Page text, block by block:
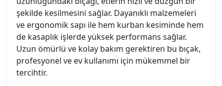
şekilde kesilmesini sağlar. Dayanıklı malzemeleri
ve ergonomik sapı ile hem kurban kesiminde hem
de kasaplık işlerde yüksek performans sağlar.
Uzun ömürlü ve kolay bakım gerektiren bu bıçak,
profesyonel ve ev kullanımı için mükemmel bir
tercihtir.